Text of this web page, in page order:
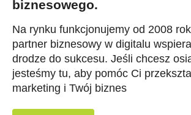
biznesowego.
Na rynku funkcjonujemy od 2008
partner biznesowy w digitalu
drodze do sukcesu. Jeśli chcesz
jesteśmy tu, aby pomóc Ci
marketing i Twój biznes